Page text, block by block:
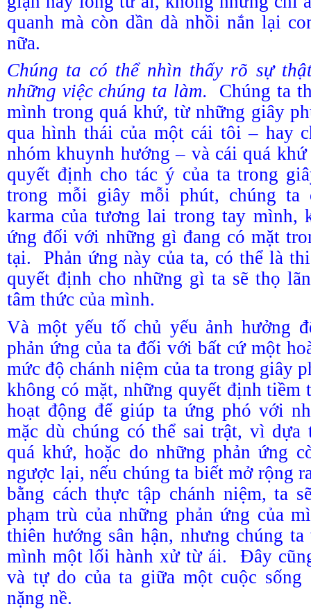
quanh mà còn dần dà nhồi nắn lại
nữa.
Chúng ta có thể nhìn thấy rõ sự
những việc chúng ta làm. Chúng ta
mình trong quá khứ, từ những giây
qua hình thái của một cái tôi – hay
nhóm khuynh hướng – và cái quá
quyết định cho tác ý của ta trong
trong mỗi giây mỗi phút, chúng ta
karma của tương lai trong tay mình,
ứng đối với những gì đang có mặt
tại. Phản ứng này của ta, có thể là
quyết định cho những gì ta sẽ thọ
tâm thức của mình.
Và một yếu tố chủ yếu ảnh hưởng
phản ứng của ta đối với bất cứ một
mức độ chánh niệm của ta trong giây
không có mặt, những quyết định tiềm
hoạt động để giúp ta ứng phó với
mặc dù chúng có thể sai trật, vì dựa
quá khứ, hoặc do những phản ứng
ngược lại, nếu chúng ta biết mở rộng
bằng cách thực tập chánh niệm, ta
phạm trù của những phản ứng của
thiên hướng sân hận, nhưng chúng
mình một lối hành xử từ ái. Đây
và tự do của ta giữa một cuộc
nặng nề.